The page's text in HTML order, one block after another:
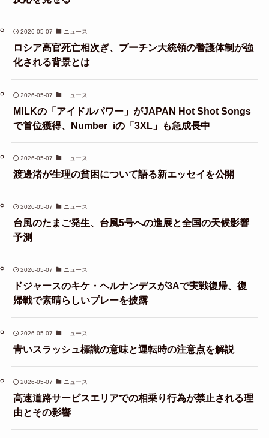
2026-05-07 ニュース
ロシア高官死亡相次ぎ、プーチン大統領の警護体制が強
化される背景とは
2026-05-07 ニュース
M!LKの「アイドルパワー」がJAPAN Hot Shot Songs
で首位獲得、Number_iの「3XL」も急成長中
2026-05-07 ニュース
渡邊渚が生理の貧困について語る新エッセイを公開
2026-05-07 ニュース
台風のたまご発生、台風5号への進展と全国の天候影響
予測
2026-05-07 ニュース
ドジャースのキケ・ヘルナンデスが3Aで実戦復帰、復
帰戦で素晴らしいプレーを披露
2026-05-07 ニュース
青いスラッシュ標識の意味と運転時の注意点を解説
2026-05-07 ニュース
高速道路サービスエリアでの相乗り行為が禁止される理
由とその影響